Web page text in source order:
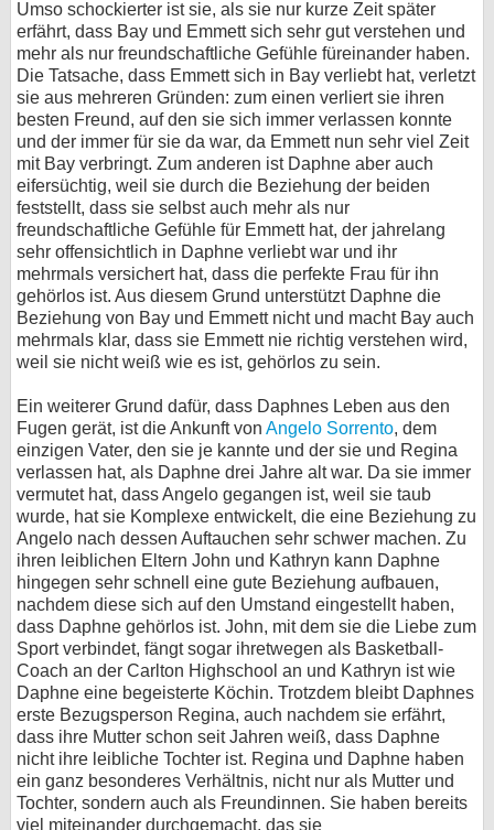
Umso schockierter ist sie, als sie nur kurze Zeit später
erfährt, dass Bay und Emmett sich sehr gut verstehen und
mehr als nur freundschaftliche Gefühle füreinander haben.
Die Tatsache, dass Emmett sich in Bay verliebt hat, verletzt
sie aus mehreren Gründen: zum einen verliert sie ihren
besten Freund, auf den sie sich immer verlassen konnte
und der immer für sie da war, da Emmett nun sehr viel Zeit
mit Bay verbringt. Zum anderen ist Daphne aber auch
eifersüchtig, weil sie durch die Beziehung der beiden
feststellt, dass sie selbst auch mehr als nur
freundschaftliche Gefühle für Emmett hat, der jahrelang
sehr offensichtlich in Daphne verliebt war und ihr
mehrmals versichert hat, dass die perfekte Frau für ihn
gehörlos ist. Aus diesem Grund unterstützt Daphne die
Beziehung von Bay und Emmett nicht und macht Bay auch
mehrmals klar, dass sie Emmett nie richtig verstehen wird,
weil sie nicht weiß wie es ist, gehörlos zu sein.
Ein weiterer Grund dafür, dass Daphnes Leben aus den
Fugen gerät, ist die Ankunft von Angelo Sorrento, dem
einzigen Vater, den sie je kannte und der sie und Regina
verlassen hat, als Daphne drei Jahre alt war. Da sie immer
vermutet hat, dass Angelo gegangen ist, weil sie taub
wurde, hat sie Komplexe entwickelt, die eine Beziehung zu
Angelo nach dessen Auftauchen sehr schwer machen. Zu
ihren leiblichen Eltern John und Kathryn kann Daphne
hingegen sehr schnell eine gute Beziehung aufbauen,
nachdem diese sich auf den Umstand eingestellt haben,
dass Daphne gehörlos ist. John, mit dem sie die Liebe zum
Sport verbindet, fängt sogar ihretwegen als Basketball-
Coach an der Carlton Highschool an und Kathryn ist wie
Daphne eine begeisterte Köchin. Trotzdem bleibt Daphnes
erste Bezugsperson Regina, auch nachdem sie erfährt,
dass ihre Mutter schon seit Jahren weiß, dass Daphne
nicht ihre leibliche Tochter ist. Regina und Daphne haben
ein ganz besonderes Verhältnis, nicht nur als Mutter und
Tochter, sondern auch als Freundinnen. Sie haben bereits
viel miteinander durchgemacht, das sie